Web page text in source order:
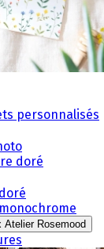
personnalisés
doré
Atelier Rosemood